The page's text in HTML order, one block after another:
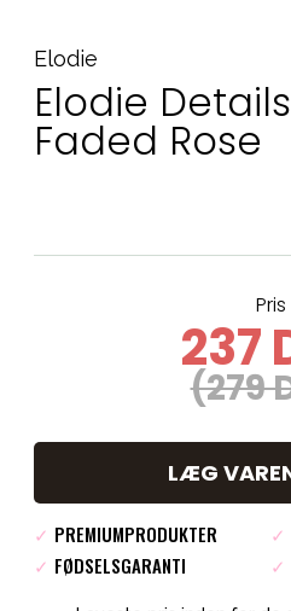
Elodie
Elodie
Faded Rose
Pris
237
(279
LÆG
✓ PREMIUMPRODUKTER ✓
✓ FØDSELSGARANTI ✓